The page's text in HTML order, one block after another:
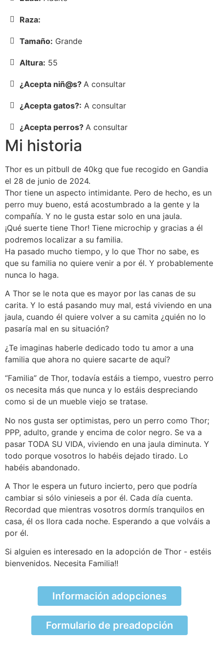
Raza:
Tamaño: Grande
Altura: 55
¿Acepta niñ@s? A consultar
¿Acepta gatos?: A consultar
¿Acepta perros? A consultar
Mi historia
Thor es un pitbull de 40kg que fue recogido en Gandia
el 28 de junio de 2024.
Thor tiene un aspecto intimidante. Pero de hecho, es un
perro muy bueno, está acostumbrado a la gente y la
compañía. Y no le gusta estar solo en una jaula.
¡Qué suerte tiene Thor! Tiene microchip y gracias a él
podremos localizar a su familia.
Ha pasado mucho tiempo, y lo que Thor no sabe, es
que su familia no quiere venir a por él. Y probablemente
nunca lo haga.
A Thor se le nota que es mayor por las canas de su
carita. Y lo está pasando muy mal, está viviendo en una
jaula, cuando él quiere volver a su camita ¿quién no lo
pasaría mal en su situación?
¿Te imaginas haberle dedicado todo tu amor a una
familia que ahora no quiere sacarte de aquí?
“Familia” de Thor, todavía estáis a tiempo, vuestro perro
os necesita más que nunca y lo estáis despreciando
como si de un mueble viejo se tratase.
No nos gusta ser optimistas, pero un perro como Thor;
PPP, adulto, grande y encima de color negro. Se va a
pasar TODA SU VIDA, viviendo en una jaula diminuta. Y
todo porque vosotros lo habéis dejado tirado. Lo
habéis abandonado.
A Thor le espera un futuro incierto, pero que podría
cambiar si sólo vinieseis a por él. Cada día cuenta.
Recordad que mientras vosotros dormís tranquilos en
casa, él os llora cada noche. Esperando a que volváis a
por él.
Si alguien es interesado en la adopción de Thor - estéis
bienvenidos. Necesita Familia!!
Información adopciones
Formulario de preadopción